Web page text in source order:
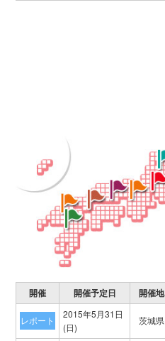
開催 開催予定日 開催地
レポート
2015年5月31日
(日)
茨城県